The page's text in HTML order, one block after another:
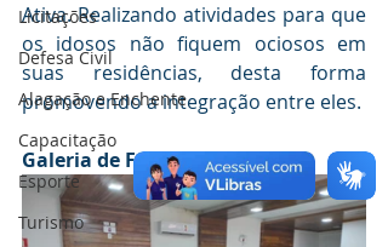
Licitações
Defesa Civil
Alagação e Enchente
Capacitação
Esporte
Turismo
Ativa. Realizando atividades para que
os idosos não fiquem ociosos em
suas residências, desta forma
promovendo a integração entre eles.
Galeria de Fotos